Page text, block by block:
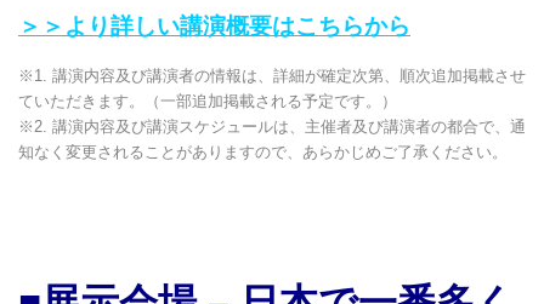
＞＞より詳しい講演概要はこちらから
※1. 講演内容及び講演者の情報は、詳細が確定次第、順次追加掲載させ
ていただきます。（一部追加掲載される予定です。）
※2. 講演内容及び講演スケジュールは、主催者及び講演者の都合で、通
知なく変更されることがありますので、あらかじめご了承ください。